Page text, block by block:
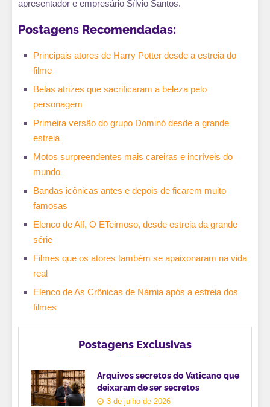
apresentador e empresário Sílvio Santos.
Postagens Recomendadas:
Principais atores de Harry Potter desde a estreia do
filme
Belas atrizes que sacrificaram a beleza pelo
personagem
Primeira versão do grupo Dominó desde a grande
estreia
Motos surpreendentes mais careiras e incríveis do
mundo
Bandas icônicas antes e depois de ficarem muito
famosas
Elenco de Alf, O ETeimoso, desde estreia da grande
série
Filmes que os atores também se apaixonaram na vida
real
Elenco de As Crônicas de Nárnia após a estreia dos
filmes
Postagens Exclusivas
Arquivos secretos do Vaticano que
deixaram de ser secretos
3 de julho de 2026